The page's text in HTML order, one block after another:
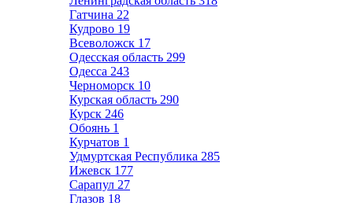
Гатчина 22
Кудрово 19
Всеволожск 17
Одесская область 299
Одесса 243
Черноморск 10
Курская область 290
Курск 246
Обоянь 1
Курчатов 1
Удмуртская Республика 285
Ижевск 177
Сарапул 27
Глазов 18